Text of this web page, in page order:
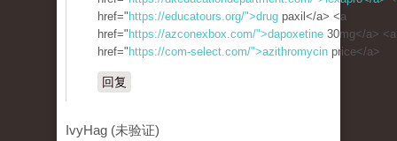
href=" https://educatours.org/">drug paxil</a> <a
href=" https://azconexbox.com/">dapoxetine 30mg</a> <a
href=" https://com-select.com/">azithromycin price</a>
回复
IvyHag (未验证)